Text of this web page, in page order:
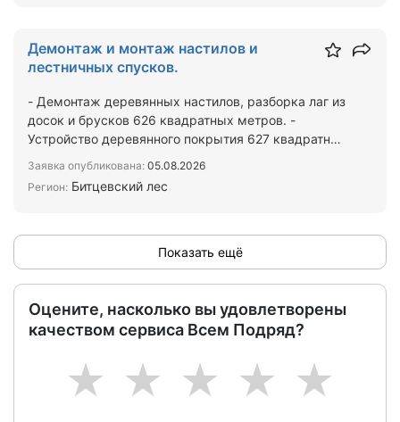
Демонтаж и монтаж настилов и
лестничных спусков.
- Демонтаж деревянных настилов, разборка лаг из
досок и брусков 626 квадратных метров. -
Устройство деревянного покрытия 627 квадратных
Заявка опубликована: 05.08.2026
Регион: Битцевский лес
Показать ещё
Оцените, насколько вы удовлетворены
качеством сервиса Всем Подряд?
5
4
3
2
1